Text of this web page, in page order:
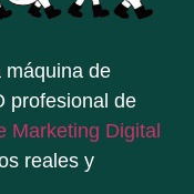
máquina de
profesional de
Marketing Digital
reales y